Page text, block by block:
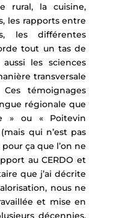
rural, la cuisine,
les rapports entre
les différentes
tout un tas de
les sciences
transversale
témoignages
régionale que
» ou « Poitevin
qui n’est pas
ça que l’on ne
au CERDO et
que j’ai décrite
nous ne
et mise en
décennies.